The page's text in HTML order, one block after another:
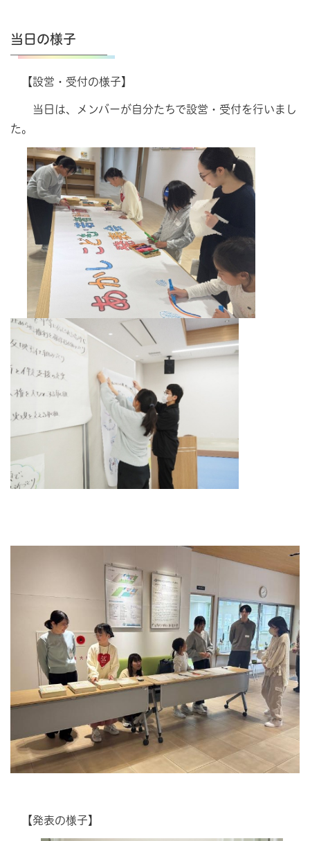
当日の様子
【設営・受付の様子】
当日は、メンバーが自分たちで設営・受付を行いまし
た。
【発表の様子】